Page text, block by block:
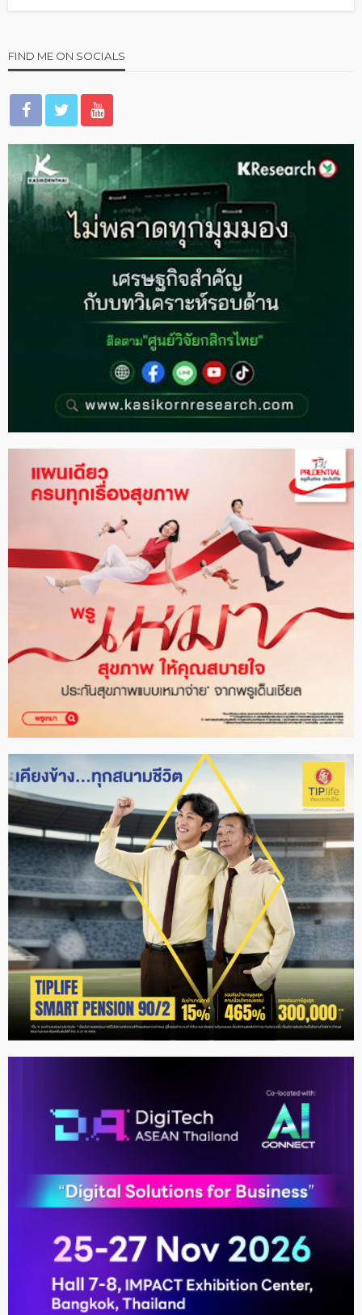
FIND ME ON SOCIALS